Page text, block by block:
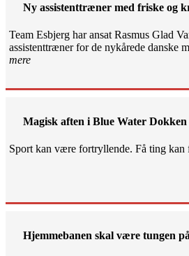
Ny assistenttræner med friske og
Team Esbjerg har ansat Rasmus Glad
assistenttræner for de nykårede danske
mere
Magisk aften i Blue Water
Sport kan være fortryllende. Få ting kan
Hjemmebanen skal være tungen